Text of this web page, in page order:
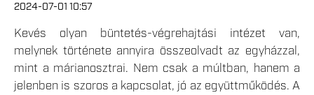
2024-07-01 10:57
Kevés olyan büntetés-végrehajtási intézet van,
melynek története annyira összeolvadt az egyházzal,
mint a márianosztrai. Nem csak a múltban, hanem a
jelenben is szoros a kapcsolat, jó az együttműködés. A